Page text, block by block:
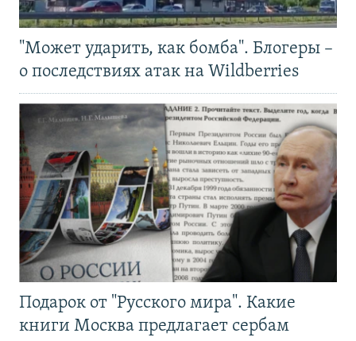
"Может ударить, как бомба". Блогеры –
о последствиях атак на Wildberries
Подарок от "Русского мира". Какие
книги Москва предлагает сербам